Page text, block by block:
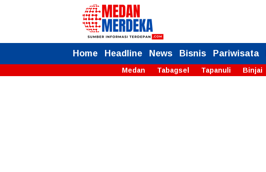
Home Headline News Bisnis Pariwisata
Medan Tabagsel Tapanuli Binjai